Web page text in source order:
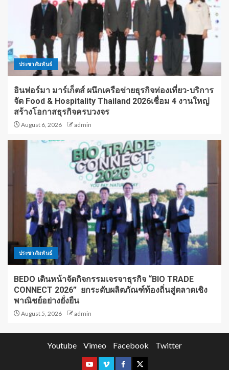
ประชาสัมพันธ์
อินฟอร์มา มาร์เก็ตส์ ผนึกเครือข่ายธุรกิจท่องเที่ยว-บริการ
จัด Food & Hospitality Thailand 2026เชื่อม 4 งานใหญ่
สร้างโอกาสธุรกิจครบวงจร
August 6, 2026 admin
ประชาสัมพันธ์
BEDO เดินหน้าจัดกิจกรรมเจรจาธุรกิจ “BIO TRADE
CONNECT 2026” ยกระดับผลิตภัณฑ์ท้องถิ่นสู่ตลาดเชิง
พาณิชย์อย่างยั่งยืน
August 5, 2026 admin
Youtube Vimeo Facebook Twitter